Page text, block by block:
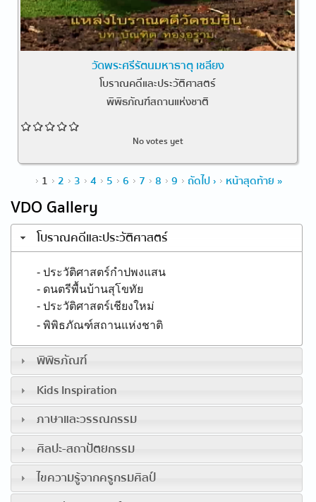
วัดพระศรีรัตนมหาธาตุ เชลียง
โบราณคดีและประวัติศาสตร์
พิพิธภัณฑ์สถานแห่งชาติ
No votes yet
Pages
1 2 3 4 5 6 7 8 9 ถัดไป › หน้าสุดท้าย »
VDO Gallery
โบราณคดีและประวัติศาสตร์
- ประวัติศาสตร์กำปพงแสน
- ดนตรีพื้นบ้านสุโขทัย
- ประวัติศาสตร์เชียงใหม่
- พิพิธภัณฑ์สถานแห่งชาติ
พิพิธภัณฑ์
Kids Inspiration
ภาษาและวรรณกรรม
ศิลปะ-สถาปัตยกรรม
ไขความรู้จากครูกรมศิลป์